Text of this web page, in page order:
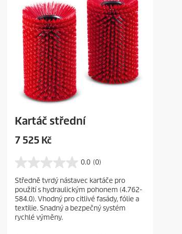
Kartáč střední
C
r
e
n
t
p
7 525 Kč
0.0 (0)
0
0
z
5
h
v
Středně tvrdý nástavec kartáče pro
použití s hydraulickým pohonem (4.762-
584.0). Vhodný pro citlivé fasády, fólie a
textilie. Snadný a bezpečný systém
rychlé výměny.